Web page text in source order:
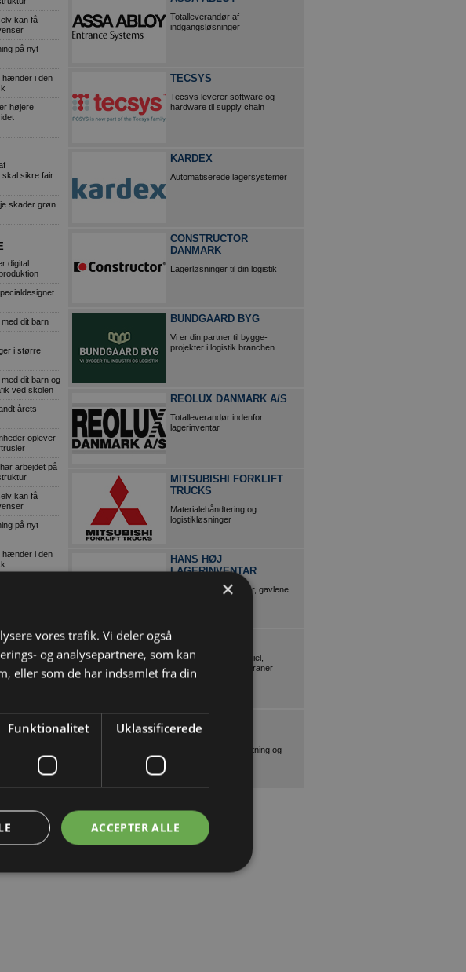
kan få
på nyt
hænder i den
højere
skal sikre fair
skader grøn
digital
dit barn
i større
dit barn og
ved skolen
årets
oplever
arbejdet på
kan få
på nyt
hænder i den
skal sikre fair
skader grøn
Totalleverandør af
indgangsløsninger
TECSYS
Tecsys leverer software og
hardware til supply chain
KARDEX
Automatiserede lagersystemer
CONSTRUCTOR
DANMARK
Lagerløsninger til din logistik
BUNDGAARD BYG
Vi er din partner til bygge-
projekter i logistik branchen
REOLUX DANMARK A/S
Totalleverandør indenfor
lagerinventar
MITSUBISHI FORKLIFT
TRUCKS
Materialehåndtering og
logistikløsninger
HANS HØJ
LAGERINVENTAR
Lagerreoler i 10 farver, gavlene
SCANTRUCK
Alt i entreprenørmateriel,
teleskoplæssere og kraner
DANMARK A/S
Eksperter i lagerindretning og
×
vores trafik. Vi deler også
og analysepartnere, som kan
eller som de har indsamlet fra din
Funktionalitet Uklassificerede
ACCEPTER ALLE